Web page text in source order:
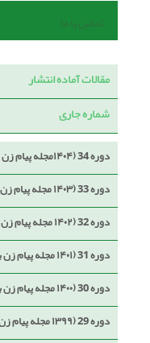
تماس با ما
مقالات آماده انتشار
شماره جاری
دوره 34 (۱۴۰۴مجله پیام زن برای بانوان)
دوره 33 (۱۴۰۳ مجله پیام زن برای بانوان)
دوره 32 (۱۴۰۲ مجله پیام زن برای بانوان)
دوره 31 (۱۴۰۱ مجله پیام زن برای بانوان)
دوره 30 (۱۴۰۰ مجله پیام زن برای بانوان)
دوره 29 (۱۳۹۹ مجله پیام زن برای بانوان)